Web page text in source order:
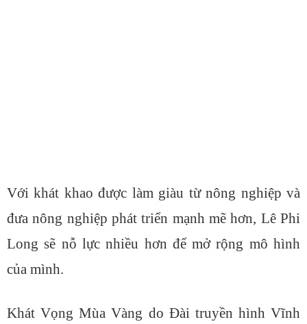
Với khát khao được làm giàu từ nông nghiệp và
đưa nông nghiệp phát triển mạnh mẽ hơn, Lê Phi
Long sẽ nỗ lực nhiều hơn để mở rộng mô hình
của mình.
Khát Vọng Mùa Vàng do Đài truyền hình Vĩnh